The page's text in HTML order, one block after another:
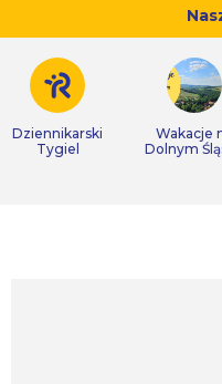
Dziennikarski
Tygiel
Wakacje
Dolnym